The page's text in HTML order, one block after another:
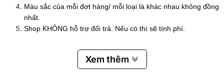
Màu sắc của mỗi đợt hàng/ mỗi loại là khác nhau không đồng
nhất.
Shop KHÔNG hỗ trợ đổi trả. Nếu có thì sẽ tính phí.
Xem thêm